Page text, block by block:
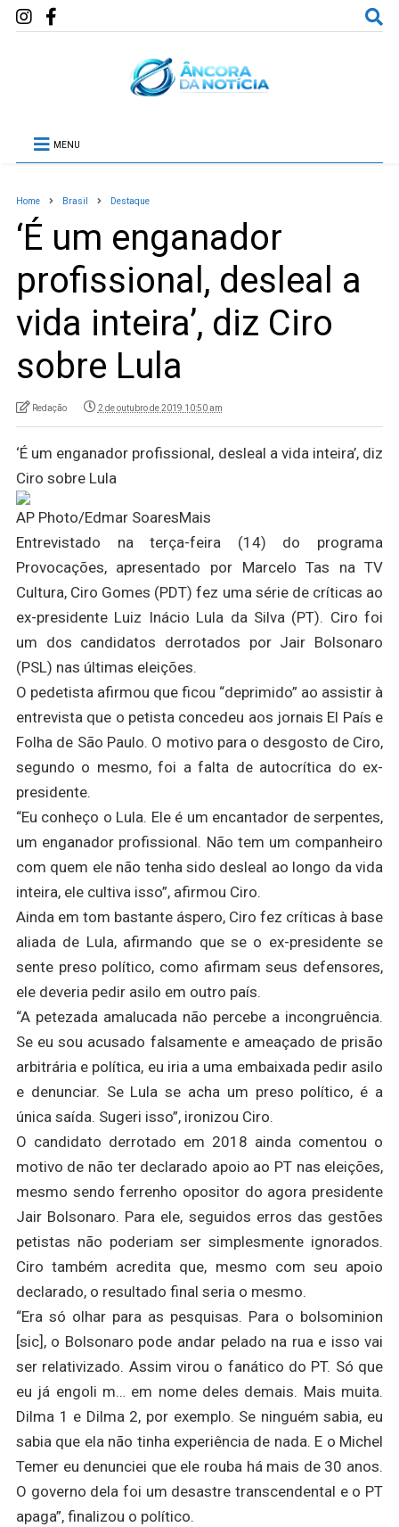
MENU
Home Brasil Destaque
‘É um enganador
profissional, desleal a
vida inteira’, diz Ciro
sobre Lula
Redação 2 de outubro de 2019 10:50 am
‘É um enganador profissional, desleal a vida inteira’, diz
Ciro sobre Lula
AP Photo/Edmar SoaresMais
Entrevistado na terça-feira (14) do programa
Provocações, apresentado por Marcelo Tas na TV
Cultura, Ciro Gomes (PDT) fez uma série de críticas ao
ex-presidente Luiz Inácio Lula da Silva (PT). Ciro foi
um dos candidatos derrotados por Jair Bolsonaro
(PSL) nas últimas eleições.
O pedetista afirmou que ficou “deprimido” ao assistir à
entrevista que o petista concedeu aos jornais El País e
Folha de São Paulo. O motivo para o desgosto de Ciro,
segundo o mesmo, foi a falta de autocrítica do ex-
presidente.
“Eu conheço o Lula. Ele é um encantador de serpentes,
um enganador profissional. Não tem um companheiro
com quem ele não tenha sido desleal ao longo da vida
inteira, ele cultiva isso”, afirmou Ciro.
Ainda em tom bastante áspero, Ciro fez críticas à base
aliada de Lula, afirmando que se o ex-presidente se
sente preso político, como afirmam seus defensores,
ele deveria pedir asilo em outro país.
“A petezada amalucada não percebe a incongruência.
Se eu sou acusado falsamente e ameaçado de prisão
arbitrária e política, eu iria a uma embaixada pedir asilo
e denunciar. Se Lula se acha um preso político, é a
única saída. Sugeri isso”, ironizou Ciro.
O candidato derrotado em 2018 ainda comentou o
motivo de não ter declarado apoio ao PT nas eleições,
mesmo sendo ferrenho opositor do agora presidente
Jair Bolsonaro. Para ele, seguidos erros das gestões
petistas não poderiam ser simplesmente ignorados.
Ciro também acredita que, mesmo com seu apoio
declarado, o resultado final seria o mesmo.
“Era só olhar para as pesquisas. Para o bolsominion
[sic], o Bolsonaro pode andar pelado na rua e isso vai
ser relativizado. Assim virou o fanático do PT. Só que
eu já engoli m… em nome deles demais. Mais muita.
Dilma 1 e Dilma 2, por exemplo. Se ninguém sabia, eu
sabia que ela não tinha experiência de nada. E o Michel
Temer eu denunciei que ele rouba há mais de 30 anos.
O governo dela foi um desastre transcendental e o PT
apaga”, finalizou o político.